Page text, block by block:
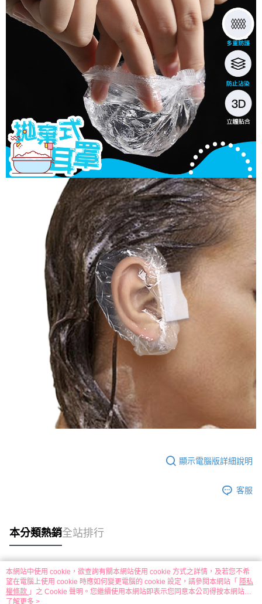
顯示電腦版詳細說明
客服
本分類熱銷全站排行
熱門標籤
本網站中使用 cookie，欲查詢有關本網站使用 cookie 方式之詳情，及若您不希
望在電腦上使用 cookie 時應如何變更電腦的 cookie 設定，請參閱本網站「 隱私
權條款 」之 Cookie 聲明。您繼續使用本網站即表示您同意本公司得按本網站使
用條款之 Cookie 聲明使用 cookie。
了解更多 >